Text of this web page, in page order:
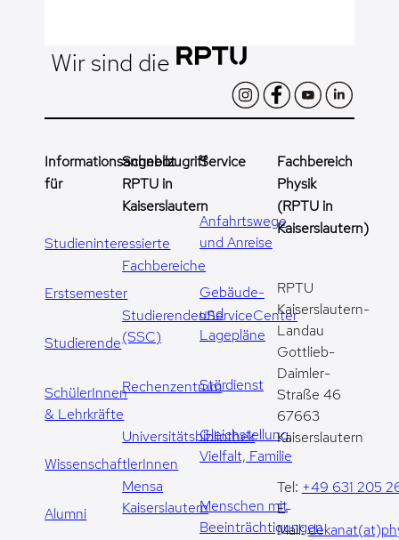
Wir sind die
Informationsangebot
für
Studieninteressierte
Erstsemester
Studierende
SchülerInnen
& Lehrkräfte
WissenschaftlerInnen
Alumni
Schnellzugriff
RPTU in
Kaiserslautern
Fachbereiche
StudierendenServiceCenter
(SSC)
Rechenzentrum
Universitätsbibliothek
Mensa
Kaiserslautern
Service
Anfahrtswege
und Anreise
Gebäude-
und
Lagepläne
Stördienst
Gleichstellung,
Vielfalt, Familie
Menschen mit
Beeinträchtigungen
Fachbereich
Physik
(RPTU in
Kaiserslautern)
RPTU
Kaiserslautern-
Landau
Gottlieb-
Daimler-
Straße 46
67663
Kaiserslautern
Tel: +49 631 205
E-
Mail: